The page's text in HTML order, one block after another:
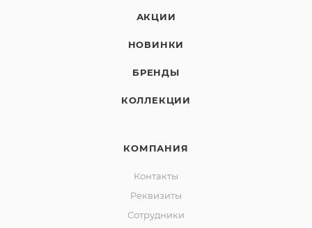
АКЦИИ
НОВИНКИ
БРЕНДЫ
КОЛЛЕКЦИИ
КОМПАНИЯ
Контакты
Реквизиты
Сотрудники